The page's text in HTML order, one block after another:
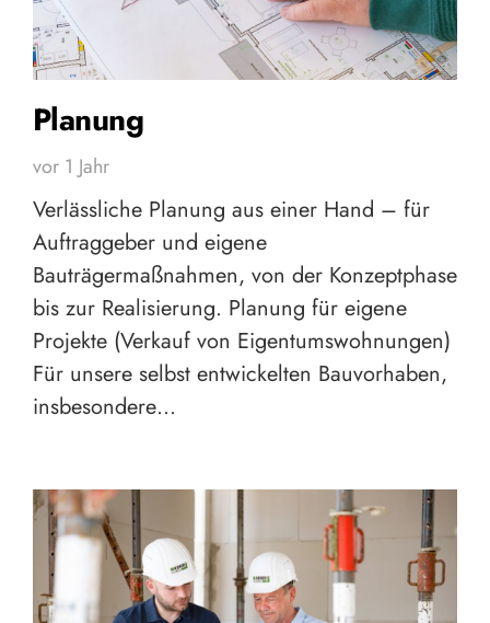
Planung
vor 1 Jahr
Verlässliche Planung aus einer Hand – für
Auftraggeber und eigene
Bauträgermaßnahmen, von der Konzeptphase
bis zur Realisierung. Planung für eigene
Projekte (Verkauf von Eigentumswohnungen)
Für unsere selbst entwickelten Bauvorhaben,
insbesondere…